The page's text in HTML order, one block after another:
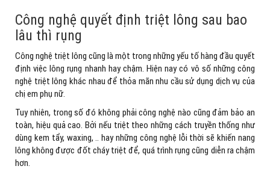
Công nghệ quyết định triệt lông sau bao
lâu thì rụng
Công nghệ triệt lông cũng là một trong những yếu tố hàng đầu quyết
định việc lông rụng nhanh hay chậm. Hiện nay có vô số những công
nghệ triệt lông khác nhau để thỏa mãn nhu cầu sử dụng dịch vụ của
chị em phụ nữ.
Tuy nhiên, trong số đó không phải công nghệ nào cũng đảm bảo an
toàn, hiệu quả cao. Bởi nếu triệt theo những cách truyền thống như
dùng kem tẩy, waxing, .. hay những công nghệ lỗi thời sẽ khiến nang
lông không được đốt cháy triệt để, quá trình rụng cũng diễn ra chậm
hơn.